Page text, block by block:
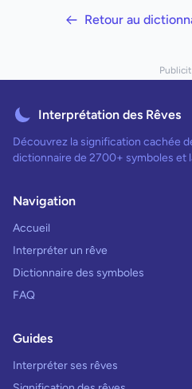
Retour au
Interprétation des Rêves
Découvrez la signification cachée
dictionnaire de 2700+ symboles et
Navigation
Accueil
Interpréter un rêve
Dictionnaire des symboles
FAQ
Guides
Interpréter ses rêves